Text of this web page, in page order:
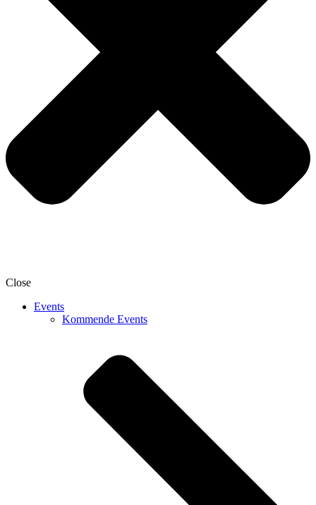
Close
Events
Kommende Events